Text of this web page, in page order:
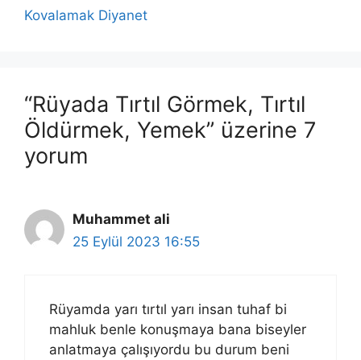
Kovalamak Diyanet
“Rüyada Tırtıl Görmek, Tırtıl
Öldürmek, Yemek” üzerine 7
yorum
Muhammet ali
25 Eylül 2023 16:55
Rüyamda yarı tırtıl yarı insan tuhaf bi
mahluk benle konuşmaya bana biseyler
anlatmaya çalışıyordu bu durum beni